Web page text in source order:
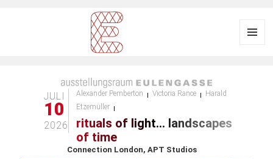
EULENGASSE
JULI
10
2026
Alexander Pemberton Victoria Rance
Harald
Etzemüller
rituals of light… landscapes
of time
Connection London, APT Studios